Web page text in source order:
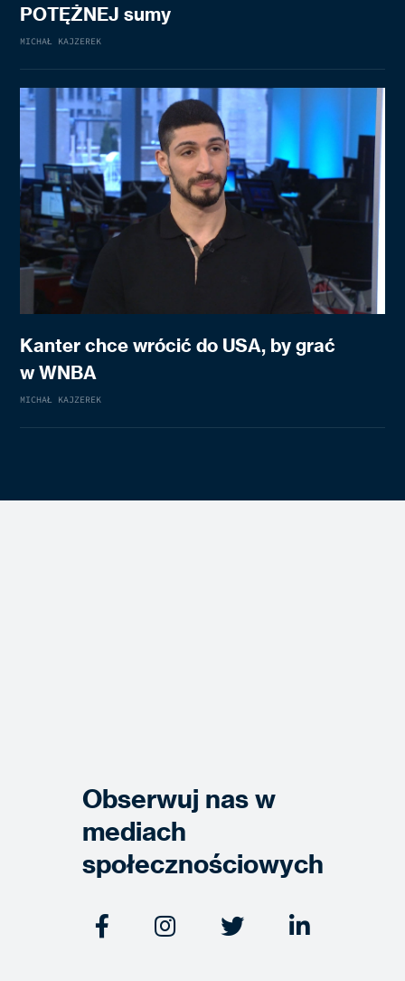
POTĘŻNEJ sumy
MICHAŁ KAJZEREK
Kanter chce wrócić do USA, by grać
w WNBA
MICHAŁ KAJZEREK
Obserwuj nas w
mediach
społecznościowych
   